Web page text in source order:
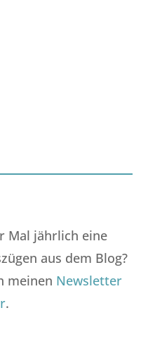
Mal jährlich eine
aus dem Blog?
meinen Newsletter
.